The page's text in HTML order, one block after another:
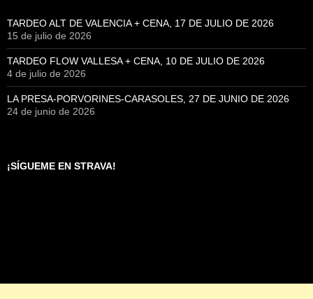
TARDEO ALT DE VALENCIA + CENA, 17 DE JULIO DE 2026
15 de julio de 2026
TARDEO FLOW VALLESA + CENA, 10 DE JULIO DE 2026
4 de julio de 2026
LA PRESA-PORVORINES-CARASOLES, 27 DE JUNIO DE 2026
24 de junio de 2026
¡SÍGUEME EN STRAVA!